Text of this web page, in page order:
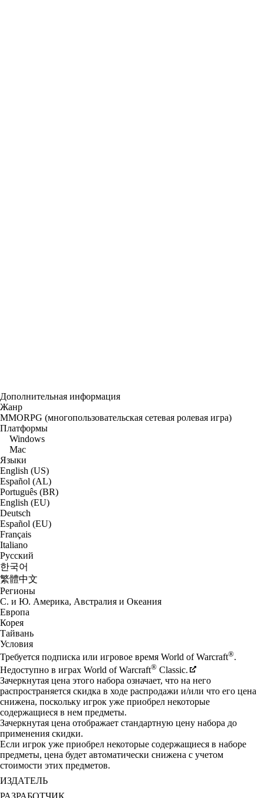
Дополнительная информация
Жанр
MMORPG (многопользовательская сетевая ролевая игра)
Платформы
Windows
Mac
Языки
English (US)
Español (AL)
Português (BR)
English (EU)
Deutsch
Español (EU)
Français
Italiano
Русский
한국어
繁體中文
Регионы
С. и Ю. Америка, Австралия и Океания
Европа
Корея
Тайвань
Условия
Требуется подписка или игровое время World of Warcraft®.
Недоступно в играх World of Warcraft® Classic.
Зачеркнутая цена этого набора означает, что на него
распространяется скидка в ходе распродажи и/или что его цена
снижена, поскольку игрок уже приобрел некоторые
содержащиеся в нем предметы.
Зачеркнутая цена отображает стандартную цену набора до
применения скидки.
Если игрок уже приобрел некоторые содержащиеся в наборе
предметы, цена будет автоматически снижена с учетом
стоимости этих предметов.
ИЗДАТЕЛЬ